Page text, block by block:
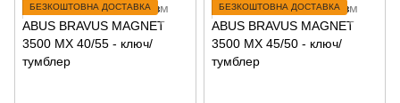
БЕЗКОШТОВНА ДОСТАВКА БЕЗКОШТОВНА ДОСТАВКА